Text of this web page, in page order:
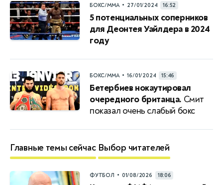
БОКС/ММА • 27/01/2024 16:52
5 потенциальных соперников
для Деонтея Уайлдера в 2024
году
БОКС/ММА • 16/01/2024 15:46
Бетербиев нокаутировал
очередного британца. Смит
показал очень слабый бокс
Главные темы сейчас Выбор читателей
ФУТБОЛ • 01/08/2026 18:06